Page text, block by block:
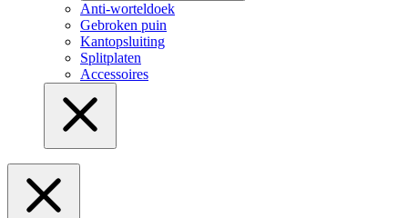
Anti-worteldoek
Gebroken puin
Kantopsluiting
Splitplaten
Accessoires